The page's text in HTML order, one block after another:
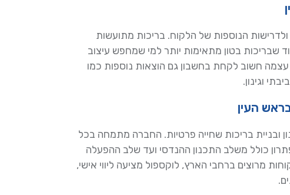
הנוספות של הלקוח. בריכות מתועשות
שבריכות בטון מתאימות יותר למי שמחפש עיצוב
חשוב לקחת בחשבון גם הוצאות נוספות כמו
וגינון.
העין
ובניית בריכות שחייה פרטיות. החברה מתמחה בכל
כולל משלב התכנון ההנדסי ועד שלב ההפעלה
למעלה מ-15 שנה ומאות לקוחות מרוצים ברחבי הארץ, לוקספול מציעה ליווי אישי,